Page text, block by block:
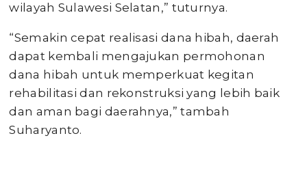
wilayah Sulawesi Selatan,” tuturnya.
“Semakin cepat realisasi dana hibah, daerah
dapat kembali mengajukan permohonan
dana hibah untuk memperkuat kegitan
rehabilitasi dan rekonstruksi yang lebih baik
dan aman bagi daerahnya,” tambah
Suharyanto.